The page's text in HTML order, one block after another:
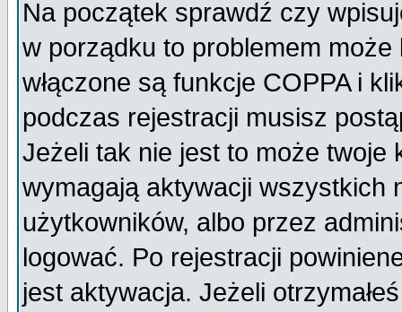
Na początek sprawdź czy
w porządku to problemem
włączone są funkcje COPPA i
podczas rejestracji musisz
Jeżeli tak nie jest to może twoje
wymagają aktywacji wszystkich
użytkowników, albo przez
logować. Po rejestracji
jest aktywacja. Jeżeli